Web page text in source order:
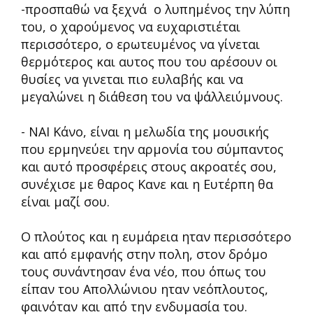
-προσπαθώ να ξεχνά ο λυπημένος την λύπη
του, ο χαρούμενος να ευχαριστιέται
περισσότερο, ο ερωτευμένος να γίνεται
θερμότερος και αυτος που του αρέσουν οι
θυσίες να γινεται πιο ευλαβής και να
μεγαλώνει η διάθεση του να ψάλλειύμνους.
- ΝΑΙ Κάνο, είναι η μελωδία της μουσικής
που ερμηνεύει την αρμονία του σύμπαντος
και αυτό προσφέρεις στους ακροατές σου,
συνέχισε με θαρος Κανε και η Ευτέρπη θα
είναι μαζί σου.
Ο πλούτος και η ευμάρεια ηταν περισσότερο
και από εμφανής στην πολη, στον δρόμο
τους συνάντησαν ένα νέο, που όπως του
είπαν του Απολλώνιου ηταν νεόπλουτος,
φαινόταν και από την ενδυμασία του.